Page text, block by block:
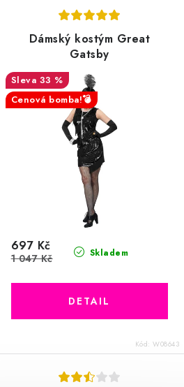
Dámský kostým Great
Gatsby
33 %
Cenová bomba!💣
Skladem
697 Kč
1 047 Kč
Kód:W08643